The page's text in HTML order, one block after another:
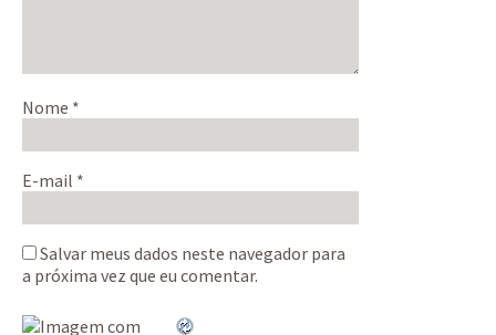
Nome *
E-mail *
Salvar meus dados neste navegador para
a próxima vez que eu comentar.